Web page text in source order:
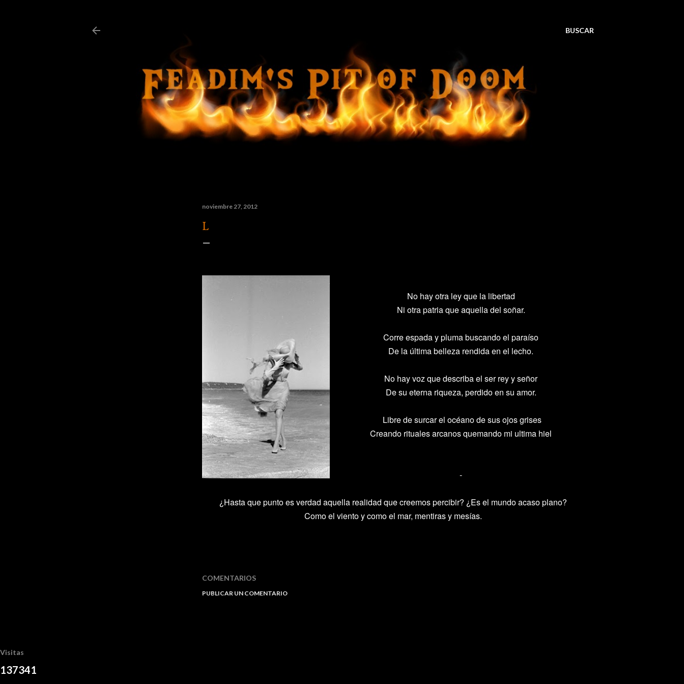
BUSCAR
noviembre 27, 2012
L
No hay otra ley que la libertad
Ni otra patria que aquella del soñar.
Corre espada y pluma buscando el paraíso
De la última belleza rendida en el lecho.
No hay voz que describa el ser rey y señor
De su eterna riqueza, perdido en su amor.
Libre de surcar el océano de sus ojos grises
Creando rituales arcanos quemando mi ultima hiel
-
¿Hasta que punto es verdad aquella realidad que creemos percibir? ¿Es el mundo acaso plano?
Como el viento y como el mar, mentiras y mesías.
COMENTARIOS
PUBLICAR UN COMENTARIO
Visitas
137341